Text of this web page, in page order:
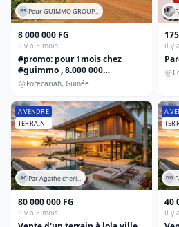
GS Pour GUIMMO GROUP...
8 000 000 FG
il y a 5 mois
#promo: pour 1mois chez
#guimmo , 8.000 000
gnf/parcelle à #forécariah à
fangné juste à 100m du
goudron
Forécariah, Guinée
il y
A VENDRE
TERRAIN
AC Par Agathe cheri...
80 000 000 FG
il y a 5 mois
A
DO
40
il y